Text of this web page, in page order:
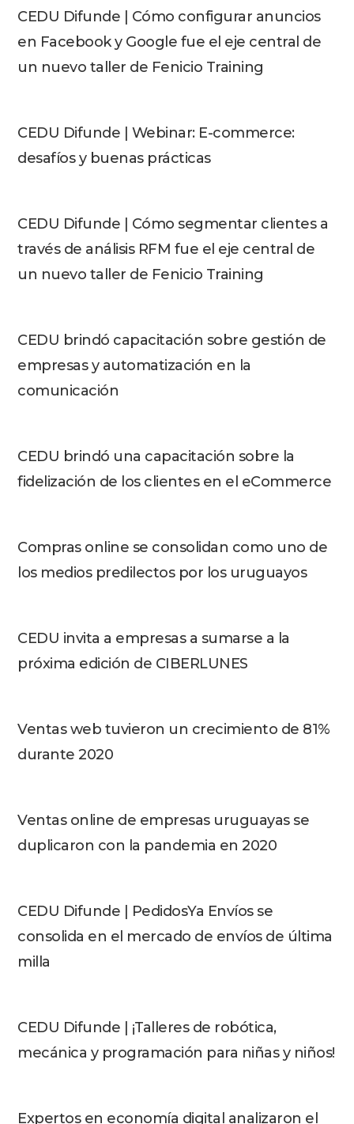
CEDU Difunde | Cómo configurar anuncios
en Facebook y Google fue el eje central de
un nuevo taller de Fenicio Training
CEDU Difunde | Webinar: E-commerce:
desafíos y buenas prácticas
CEDU Difunde | Cómo segmentar clientes a
través de análisis RFM fue el eje central de
un nuevo taller de Fenicio Training
CEDU brindó capacitación sobre gestión de
empresas y automatización en la
comunicación
CEDU brindó una capacitación sobre la
fidelización de los clientes en el eCommerce
Compras online se consolidan como uno de
los medios predilectos por los uruguayos
CEDU invita a empresas a sumarse a la
próxima edición de CIBERLUNES
Ventas web tuvieron un crecimiento de 81%
durante 2020
Ventas online de empresas uruguayas se
duplicaron con la pandemia en 2020
CEDU Difunde | PedidosYa Envíos se
consolida en el mercado de envíos de última
milla
CEDU Difunde | ¡Talleres de robótica,
mecánica y programación para niñas y niños!
Expertos en economía digital analizaron el